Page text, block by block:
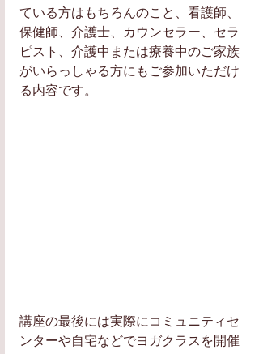
ている方はもちろんのこと、看護師、
保健師、介護士、カウンセラー、セラ
ピスト、介護中または療養中のご家族
がいらっしゃる方にもご参加いただけ
る内容です。
講座の最後には実際にコミュニティセ
ンターや自宅などでヨガクラスを開催